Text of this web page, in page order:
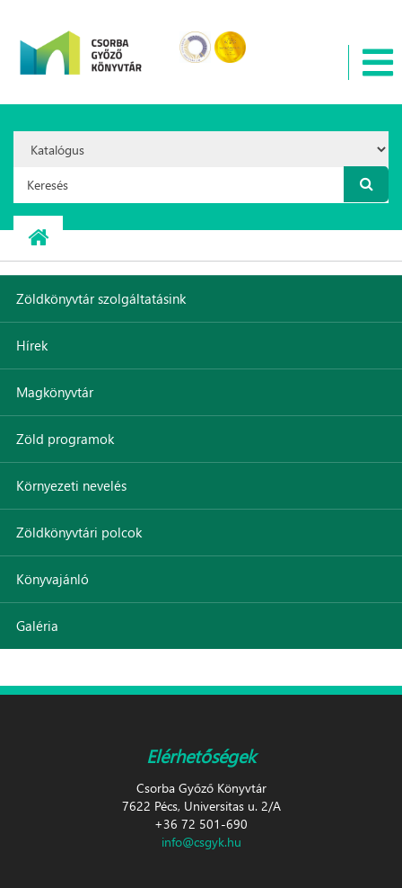
Option:
Keresés űrlap
Zöldkönyvtár szolgáltatásink
Hírek
Magkönyvtár
Zöld programok
Környezeti nevelés
Zöldkönyvtári polcok
Könyvajánló
Galéria
Elérhetőségek
Csorba Győző Könyvtár
7622 Pécs, Universitas u. 2/A
+36 72 501-690
info@csgyk.hu